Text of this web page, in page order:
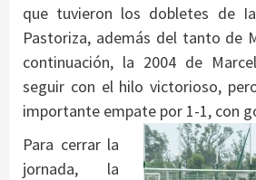
que tuvieron los dobletes de
Pastoriza, además del tanto de
continuación, la 2004 de
seguir con el hilo victorioso,
importante empate por 1-1, con
Para cerrar la
jornada, la